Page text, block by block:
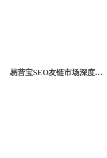
易营宝SEO友链市场深度运